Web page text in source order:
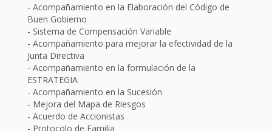
Acompañamiento en la Elaboración del Código de
Buen Gobierno
Sistema de Compensación Variable
Acompañamiento para mejorar la efectividad de la
Junta Directiva
Acompañamiento en la formulación de la
ESTRATEGIA
Acompañamiento en la Sucesión
Mejora del Mapa de Riesgos
Acuerdo de Accionistas
Protocolo de Familia